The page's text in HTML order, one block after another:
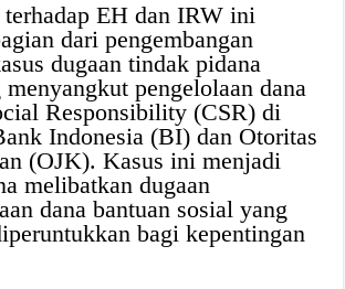
terhadap EH dan IRW ini
dari pengembangan
dugaan tindak pidana
pengelolaan dana
Responsibility (CSR) di
Indonesia (BI) dan Otoritas
(OJK). Kasus ini menjadi
melibatkan dugaan
dana bantuan sosial yang
bagi kepentingan